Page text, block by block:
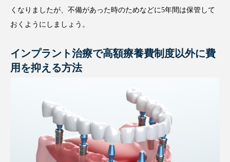
くなりましたが、不備があった時のためなどに5年間は保管して
おくようにしましょう。
インプラント治療で高額療養費制度以外に費
用を抑える方法